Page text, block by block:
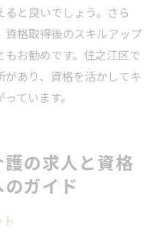
と良いでしょう。さら
資格取得後のスキルアップ
お勧めです。住之江区で
あり、資格を活かしてキ
ています。
の求人と資格
ガイド